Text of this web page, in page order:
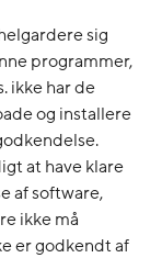
sig
programmer,
ikke har de
og installere
at have klare
af software,
ikke må
er godkendt af